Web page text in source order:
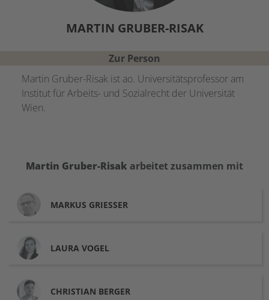
MARTIN GRUBER-RISAK
Zur Person
Martin Gruber-Risak ist ao. Universitätsprofessor am
Institut für Arbeits- und Sozialrecht der Universität
Wien.
Martin Gruber-Risak arbeitet zusammen mit
MARKUS GRIESSER
LAURA VOGEL
CHRISTIAN BERGER